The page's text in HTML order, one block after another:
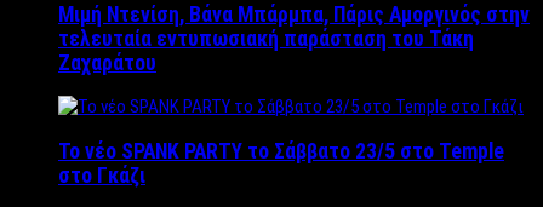
Μιμή Ντενίση, Βάνα Μπάρμπα, Πάρις Αμοργινός στην
τελευταία εντυπωσιακή παράσταση του Τάκη
Ζαχαράτου
Το νέο SPANK PARTY το Σάββατο 23/5 στο Temple
στο Γκάζι